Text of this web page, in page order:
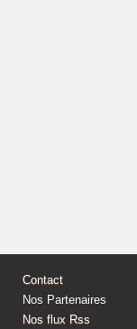
Contact
Nos Partenaires
Nos flux Rss